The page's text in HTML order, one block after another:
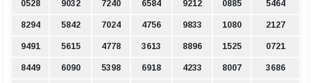
0528 9032 7240 6584 9212 0885 5464
8294 5842 7024 4756 9833 1080 2127
9491 5615 4778 3613 8896 1525 0721
8449 6090 5398 6918 4233 8007 3686